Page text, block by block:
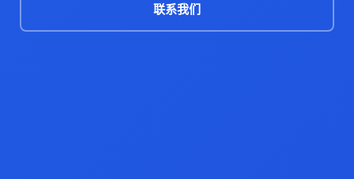
联系我们